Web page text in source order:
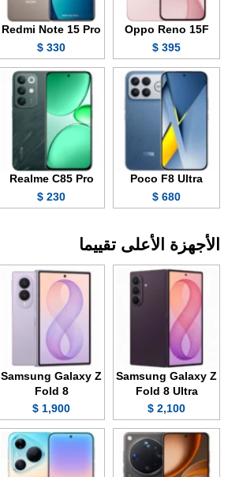
Oppo Reno 15F
395 $
Redmi Note 15 Pro
330 $
Poco F8 Ultra
680 $
Realme C85 Pro
230 $
الأجهزة الأعلى تقييما
Samsung Galaxy Z
Fold 8 Ultra
2,100 $
Samsung Galaxy Z
Fold 8
1,900 $